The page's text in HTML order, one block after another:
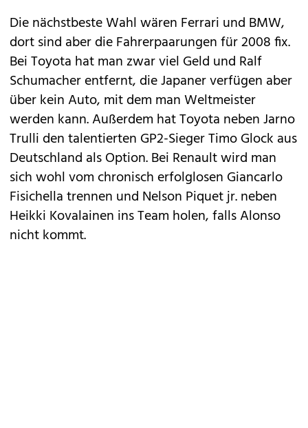
Die nächstbeste Wahl wären Ferrari und BMW,
dort sind aber die Fahrerpaarungen für 2008 fix.
Bei Toyota hat man zwar viel Geld und Ralf
Schumacher entfernt, die Japaner verfügen aber
über kein Auto, mit dem man Weltmeister
werden kann. Außerdem hat Toyota neben Jarno
Trulli den talentierten GP2-Sieger Timo Glock aus
Deutschland als Option. Bei Renault wird man
sich wohl vom chronisch erfolglosen Giancarlo
Fisichella trennen und Nelson Piquet jr. neben
Heikki Kovalainen ins Team holen, falls Alonso
nicht kommt.